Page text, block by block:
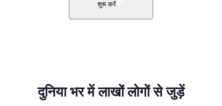
शुरू करें
दुनिया भर में लाखों लोगों से जुड़ें